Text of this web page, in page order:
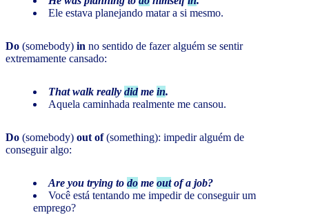
Ele estava planejando matar a si mesmo.
Do (somebody) in no sentido de fazer alguém se sentir
extremamente cansado:
That walk really didme in.
Aquela caminhada realmente me cansou.
Do (somebody) out of(something): impedir alguém de
conseguir algo:
Are you trying to do me outof a job?
Você está tentando me impedir de conseguir um
emprego?